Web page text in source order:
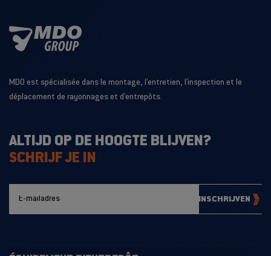
MDO est spécialisée dans le montage, l'entretien, l'inspection et le
déplacement de rayonnages et d'entrepôts.
ALTIJD OP DE HOOGTE BLIJVEN?
SCHRIJF JE IN
INSCHRIJVEN